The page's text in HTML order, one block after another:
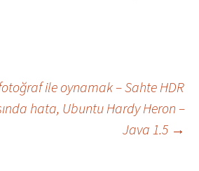
ile oynamak – Sahte HDR
hata, Ubuntu Hardy Heron –
Java 1.5 →